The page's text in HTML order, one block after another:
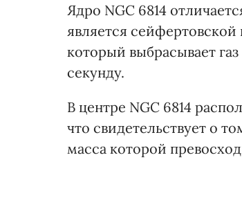
Ядро NGC 6814
является
который выбрасывает
секунду.
В центре NGC 6814
что свидетельствует о
масса которой